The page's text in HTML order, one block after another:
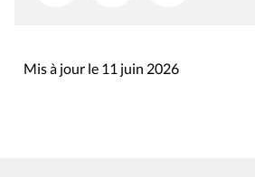
Mis à jour le 11 juin 2026